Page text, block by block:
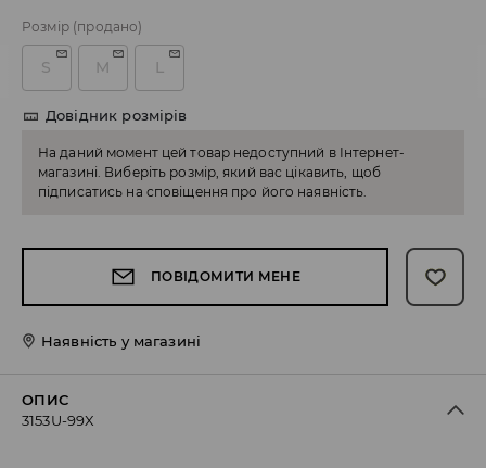
Розмір (продано)
S M L
Довідник розмірів
На даний момент цей товар недоступний в Інтернет-
магазині. Виберіть розмір, який вас цікавить, щоб
підписатись на сповіщення про його наявність.
ПОВІДОМИТИ МЕНЕ
Наявність у магазині
ОПИС
3153U-99X